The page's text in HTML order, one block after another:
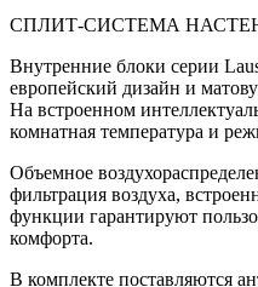
СПЛИТ-СИСТЕМА
Внутренние блоки серии
европейский дизайн и
На встроенном
комнатная температура и
Объемное
фильтрация воздуха,
функции гарантируют
комфорта.
В комплекте поставляются